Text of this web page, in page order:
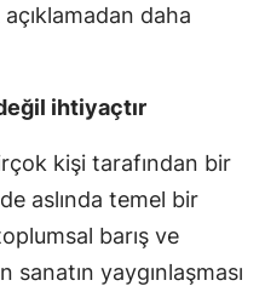
daha
ihtiyaçtır
kişi tarafından bir
aslında temel bir
barış ve
sanatın yaygınlaşması